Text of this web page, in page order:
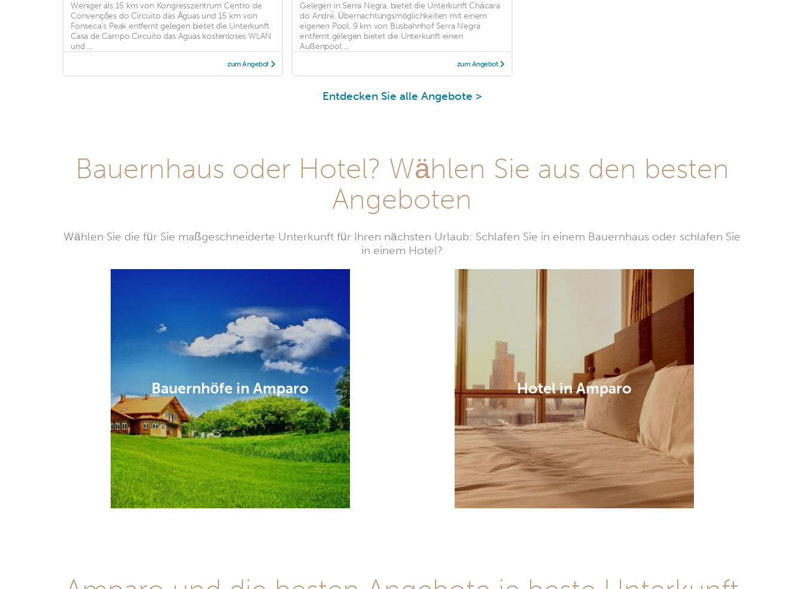
Weniger als 15 km von Kongresszentrum Centro de
Convenções do Circuito das Águas und 15 km von
Fonseca's Peak entfernt gelegen bietet die Unterkunft
Casa de Campo Circuito das Aguas kostenloses WLAN
und ...
zum Angebot
Gelegen in Serra Negra, bietet die Unterkunft Chácara
do André. Übernachtungsmöglichkeiten mit einem
eigenen Pool. 9 km von Busbahnhof Serra Negra
entfernt gelegen bietet die Unterkunft einen
Außenpool ...
zum Angebot
Entdecken Sie alle Angebote >
Bauernhaus oder Hotel? Wählen Sie aus den besten
Angeboten
Wählen Sie die für Sie maßgeschneiderte Unterkunft für Ihren nächsten Urlaub: Schlafen Sie in einem Bauernhaus oder schlafen Sie
in einem Hotel?
Bauernhöfe in Amparo Hotel in Amparo